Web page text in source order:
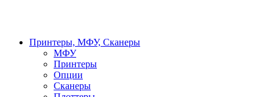
Принтеры, МФУ, Сканеры
МФУ
Принтеры
Опции
Сканеры